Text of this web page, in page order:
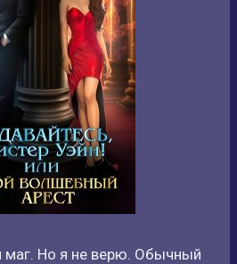
маг. Но я не верю. Обычный